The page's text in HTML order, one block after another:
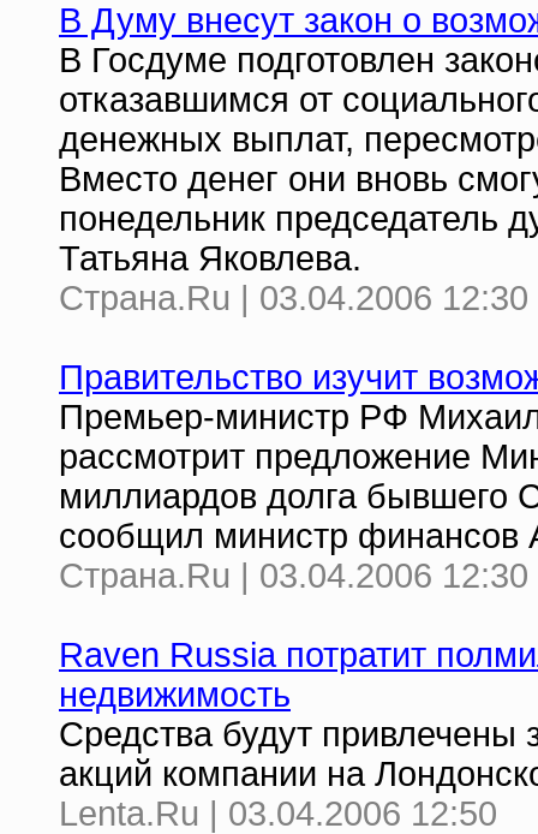
В Думу внесут закон о
В Госдуме подготовлен
отказавшимся от
денежных выплат,
Вместо денег они вновь
понедельник председатель
Татьяна Яковлева.
Страна.Ru | 03.04.2006 12:30
Правительство изучит
Премьер-министр РФ
рассмотрит предложение
миллиардов долга
сообщил министр финансов
Страна.Ru | 03.04.2006 12:30
Raven Russia потратит
недвижимость
Средства будут привлечены
акций компании на
Lenta.Ru | 03.04.2006 12:50